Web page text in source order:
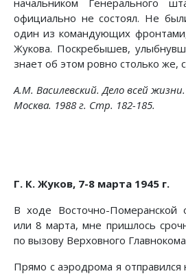
официально не состоял. Не
один из командующих
Жукова. Поскребышев,
знает об этом ровно столько же,
А.М. Василевский. Дело всей
Москва. 1988 г. Стр. 182-185.
Г. К. Жуков, 7-8 марта 1945 г.
В ходе Восточно-Померанской
или 8 марта, мне пришлось
по вызову Верховного
Прямо с аэродрома я отправился